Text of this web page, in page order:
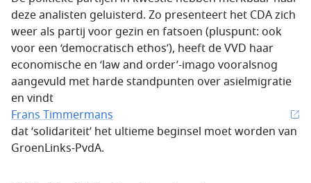
deze analisten geluisterd. Zo presenteert het CDA zich
weer als partij voor gezin en fatsoen (pluspunt: ook
voor een ‘democratisch ethos’), heeft de VVD haar
economische en ‘law and order’-imago vooralsnog
aangevuld met harde standpunten over asielmigratie
en vindt
Frans Timmermans
dat ‘solidariteit’ het ultieme beginsel moet worden van
GroenLinks-PvdA.